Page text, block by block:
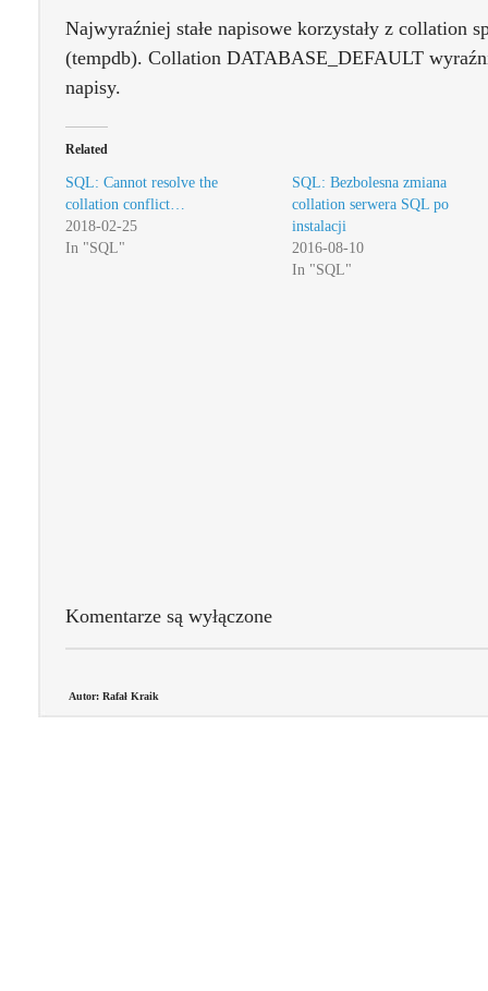
Najwyraźniej stałe napisowe korzystały z collation
(tempdb). Collation DATABASE_DEFAULT
napisy.
Related
SQL: Cannot resolve the
collation conflict…
2018-02-25
In "SQL"
SQL: Bezbolesna zmiana
collation serwera SQL po
instalacji
2016-08-10
In "SQL"
Komentarze są wyłączone
Autor: Rafał Kraik